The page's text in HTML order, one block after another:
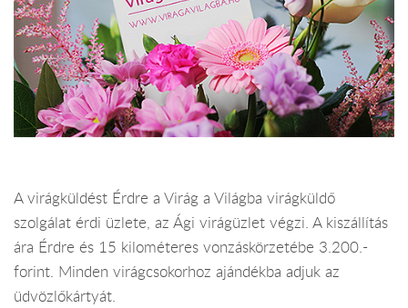
A virágküldést Érdre a Virág a Világba virágküldő
szolgálat érdi üzlete, az Ági virágüzlet végzi. A kiszállítás
ára Érdre és 15 kilométeres vonzáskörzetébe 3.200.-
forint. Minden virágcsokorhoz ajándékba adjuk az
üdvözlőkártyát.